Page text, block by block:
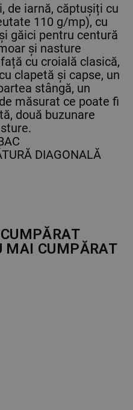
de iarnă, căptușiți cu
110 g/mp), cu
găici pentru centură
și nasture
cu croială clasică,
clapetă și capse, un
stângă, un
măsurat ce poate fi
două buzunare
DIAGONALĂ
MAI CUMPĂRAT